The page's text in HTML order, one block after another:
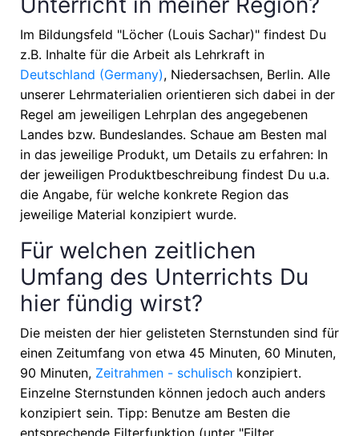
Im Bildungsfeld "Löcher (Louis Sachar)" findest Du
z.B. Inhalte für die Arbeit als Lehrkraft in
Deutschland (Germany), Niedersachsen, Berlin. Alle
unserer Lehrmaterialien orientieren sich dabei in der
Regel am jeweiligen Lehrplan des angegebenen
Landes bzw. Bundeslandes. Schaue am Besten mal
in das jeweilige Produkt, um Details zu erfahren: In
der jeweiligen Produktbeschreibung findest Du u.a.
die Angabe, für welche konkrete Region das
jeweilige Material konzipiert wurde.
Für welchen zeitlichen
Umfang des Unterrichts Du
hier fündig wirst?
Die meisten der hier gelisteten Sternstunden sind für
einen Zeitumfang von etwa 45 Minuten, 60 Minuten,
90 Minuten, Zeitrahmen - schulisch konzipiert.
Einzelne Sternstunden können jedoch auch anders
konzipiert sein. Tipp: Benutze am Besten die